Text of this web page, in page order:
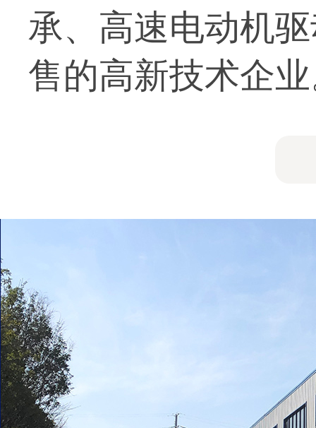
承、高速电动机
售的高新技术企